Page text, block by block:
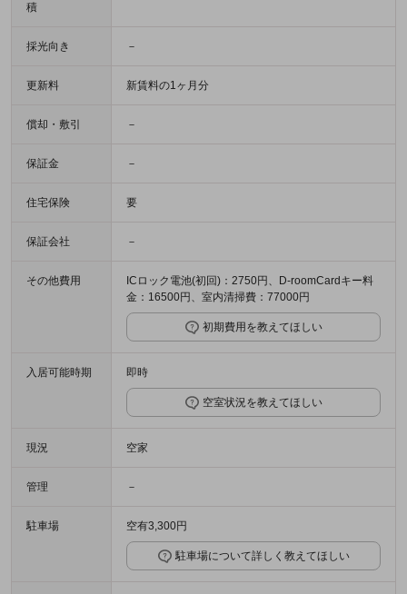
積
採光向き －
更新料 新賃料の1ヶ月分
償却・敷引 －
保証金 －
住宅保険 要
保証会社 －
その他費用
ICロック電池(初回)：2750円、D-roomCardキー料
金：16500円、室内清掃費：77000円
初期費用を教えてほしい
入居可能時期 即時
空室状況を教えてほしい
現況 空家
管理 －
駐車場 空有3,300円
駐車場について詳しく教えてほしい